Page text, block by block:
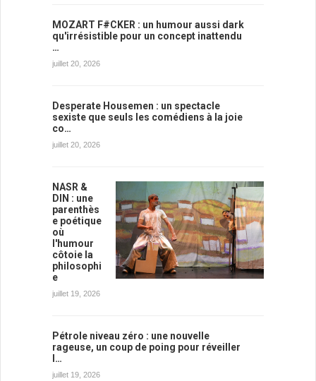
MOZART F#CKER : un humour aussi dark
qu'irrésistible pour un concept inattendu
…
juillet 20, 2026
Desperate Housemen : un spectacle
sexiste que seuls les comédiens à la joie
co…
juillet 20, 2026
NASR &
DIN : une
parenthès
e poétique
où
l'humour
côtoie la
philosophi
e
juillet 19, 2026
Pétrole niveau zéro : une nouvelle
rageuse, un coup de poing pour réveiller
l…
juillet 19, 2026